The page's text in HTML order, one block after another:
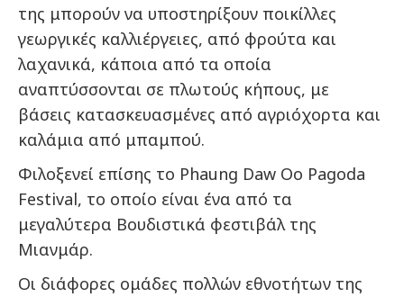
της μπορούν να υποστηρίξουν ποικίλλες
γεωργικές καλλιέργειες, από φρούτα και
λαχανικά, κάποια από τα οποία
αναπτύσσονται σε πλωτούς κήπους, με
βάσεις κατασκευασμένες από αγριόχορτα και
καλάμια από μπαμπού.
Φιλοξενεί επίσης το Phaung Daw Oo Pagoda
Festival, το οποίο είναι ένα από τα
μεγαλύτερα Βουδιστικά φεστιβάλ της
Μιανμάρ.
Οι διάφορες ομάδες πολλών εθνοτήτων της